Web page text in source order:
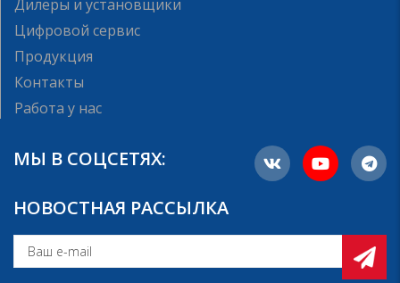
Дилеры и установщики
Цифровой сервис
Продукция
Контакты
Работа у нас
МЫ В СОЦСЕТЯХ:
НОВОСТНАЯ РАССЫЛКА